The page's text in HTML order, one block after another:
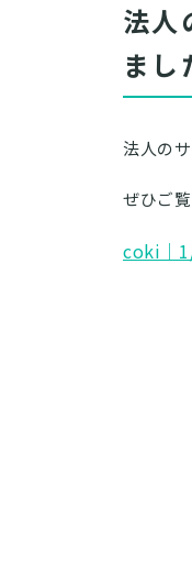
法人
まし
法人の
ぜひご覧
coki｜